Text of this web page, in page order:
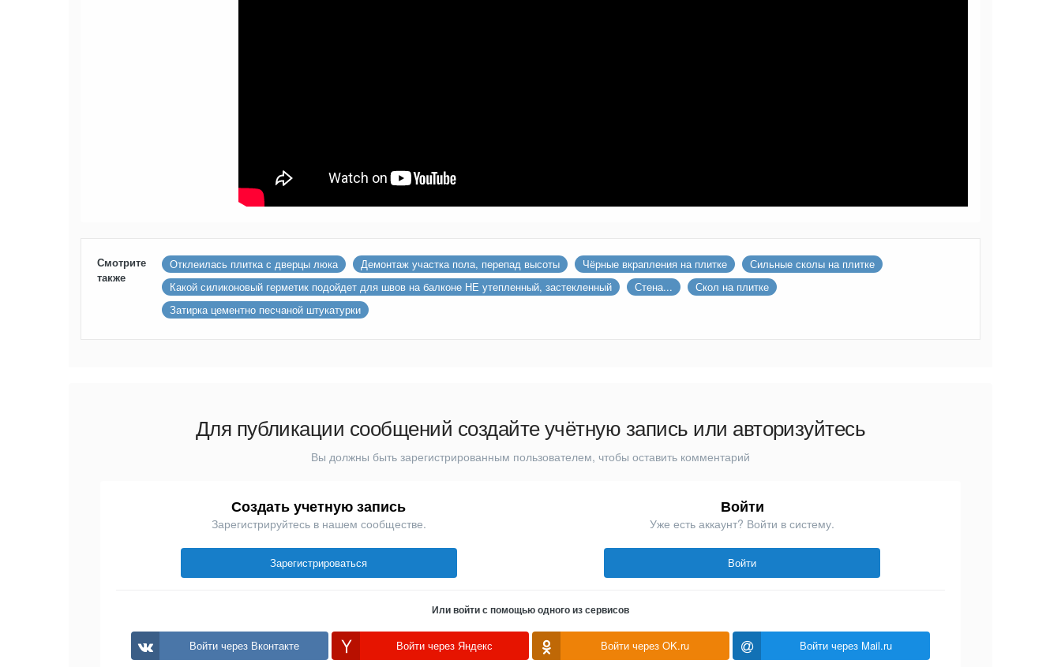
Смотрите
также
Отклеилась плитка с дверцы люка Демонтаж участка пола, перепад высоты Чёрные вкрапления на плитке
Сильные сколы на плитке
Какой силиконовый герметик подойдет для швов на балконе НЕ утепленный, застекленный
Стена...
Скол на плитке
Затирка цементно песчаной штукатурки
Для публикации сообщений создайте учётную запись или авторизуйтесь
Вы должны быть зарегистрированным пользователем, чтобы оставить комментарий
Создать учетную запись
Зарегистрируйтесь в нашем сообществе.
Зарегистрироваться
Войти
Уже есть аккаунт? Войти в систему.
Войти
Или войти с помощью одного из сервисов
Войти через Вконтакте Войти через Яндекс Войти через OK.ru Войти через Mail.ru